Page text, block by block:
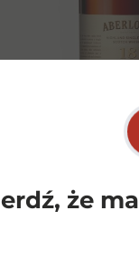
że
Aberlour